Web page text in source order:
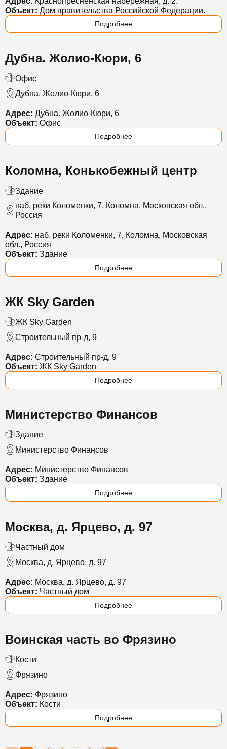
Объект: Дом правительства Российской Федерации.
Подробнее
Дубна. Жолио-Кюри, 6
Офис
Дубна. Жолио-Кюри, 6
Адрес: Дубна. Жолио-Кюри, 6
Объект: Офис
Подробнее
Коломна, Конькобежный центр
Здание
наб. реки Коломенки, 7, Коломна, Московская обл.,
Россия
Адрес: наб. реки Коломенки, 7, Коломна, Московская
обл., Россия
Объект: Здание
Подробнее
ЖК Sky Garden
ЖК Sky Garden
Строительный пр-д, 9
Адрес: Строительный пр-д, 9
Объект: ЖК Sky Garden
Подробнее
Министерство Финансов
Здание
Министерство Финансов
Адрес: Министерство Финансов
Объект: Здание
Подробнее
Москва, д. Ярцево, д. 97
Частный дом
Москва, д. Ярцево, д. 97
Адрес: Москва, д. Ярцево, д. 97
Объект: Частный дом
Подробнее
Воинская часть во Фрязино
Кости
Фрязино
Адрес: Фрязино
Объект: Кости
Подробнее